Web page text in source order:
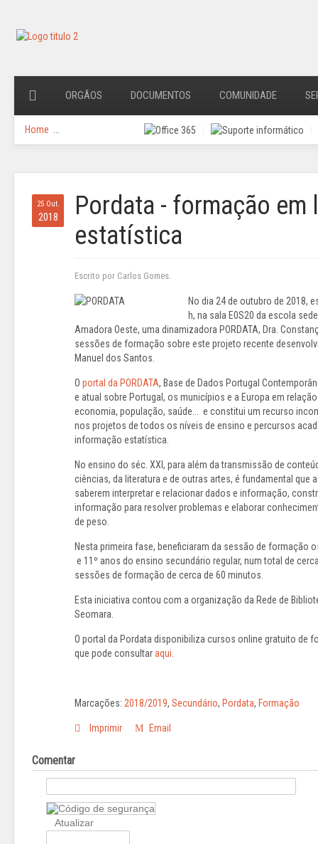
ORGÃOS DOCUMENTOS COMUNIDADE
Home
25 Out.
2018
Pordata - formação em
estatística
Escrito por Carlos Gomes.
No dia 24 de outubro de 2018,
h, na sala E0S20 da escola
Amadora Oeste, uma dinamizadora PORDATA, Dra.
sessões de formação sobre este projeto recente
Manuel dos Santos.
O portal da PORDATA, Base de Dados Portugal
e atual sobre Portugal, os municípios e a Europa em
economia, população, saúde... e constitui um recurso
nos projetos de todos os níveis de ensino e percursos
informação estatística.
No ensino do séc. XXI, para além da transmissão de
ciências, da literatura e de outras artes, é fundamental que
saberem interpretar e relacionar dados e informação,
informação para resolver problemas e elaborar
de peso.
Nesta primeira fase, beneficiaram da sessão de formação
e 11º anos do ensino secundário regular, num total de
sessões de formação de cerca de 60 minutos.
Esta iniciativa contou com a organização da Rede de
Seomara.
O portal da Pordata disponibiliza cursos online gratuito de
que pode consultaraqui.
Marcações: 2018/2019, Secundário, Pordata, Formação
Imprimir Email
Comentar
Atualizar